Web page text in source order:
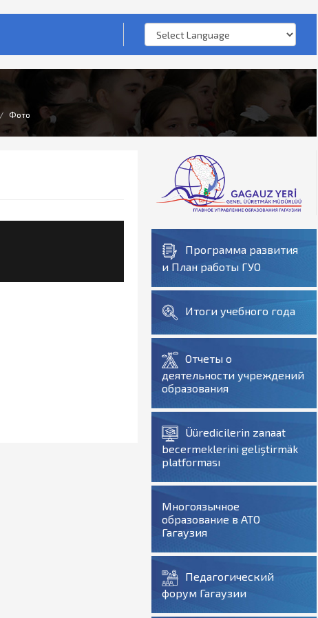
Фото
Программа развития
и План работы ГУО
Итоги учебного года
Отчеты о
деятельности учреждений
образования
Üüredicilerin zanaat
becermeklerini geliştirmäk
platforması
Многоязычное
образование в АТО
Гагаузия
Педагогический
форум Гагаузии